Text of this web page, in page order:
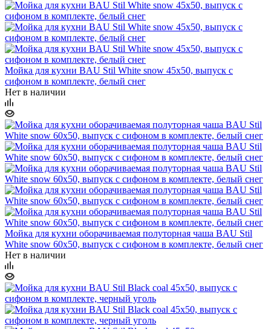
Мойка для кухни BAU Stil White snow 45х50, выпуск с
сифоном в комплекте, белый снег
Нет в наличии
Мойка для кухни оборачиваемая полуторная чаша BAU Stil
White snow 60х50, выпуск с сифоном в комплекте, белый снег
Нет в наличии